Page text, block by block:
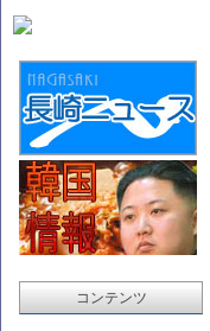
コンテンツ